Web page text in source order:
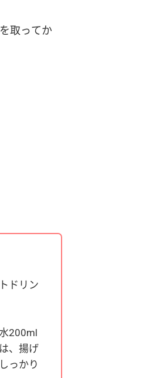
取ってか
ドリン
200ml
、揚げ
っかり